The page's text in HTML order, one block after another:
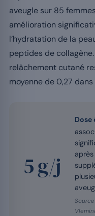
aveugle sur 85
amélioration
l’hydratation de la
peptides de
relâchement cutané
moyenne de 0,27
5 g/j
Dose
après